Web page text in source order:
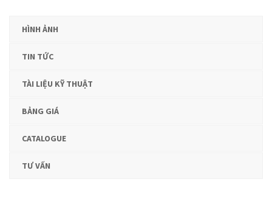
HÌNH ẢNH
TIN TỨC
TÀI LIỆU KỸ THUẬT
BẢNG GIÁ
CATALOGUE
TƯ VẤN